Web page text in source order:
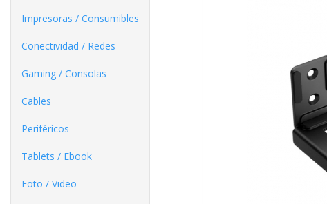
Impresoras / Consumibles
Conectividad / Redes
Gaming / Consolas
Cables
Periféricos
Tablets / Ebook
Foto / Video